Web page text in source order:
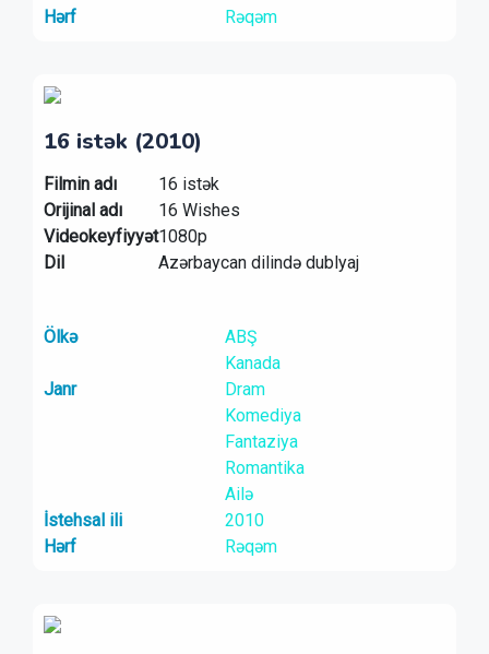
Hərf
Rəqəm
16 istək (2010)
Filmin adı
16 istək
Orijinal adı
16 Wishes
Videokeyfiyyət1080p
Dil
Azərbaycan dilində dublyaj
Ölkə
ABŞ
Kanada
Janr
Dram
Komediya
Fantaziya
Romantika
Ailə
İstehsal ili
2010
Hərf
Rəqəm